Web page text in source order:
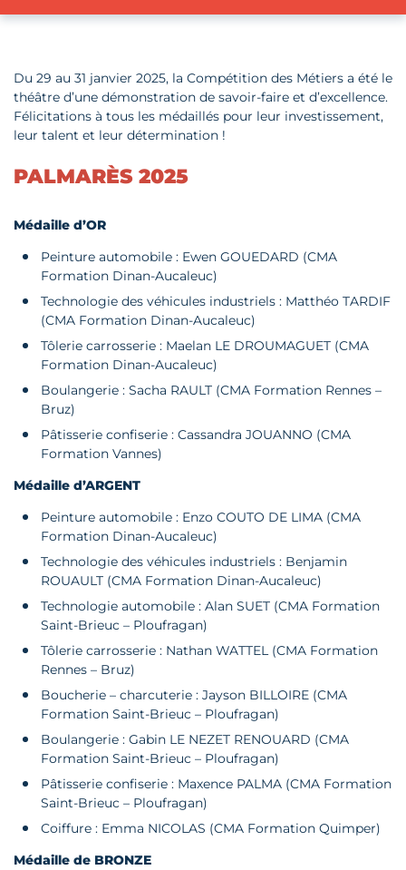
Du 29 au 31 janvier 2025, la Compétition des Métiers a été le
théâtre d’une démonstration de savoir-faire et d’excellence.
Félicitations à tous les médaillés pour leur investissement,
leur talent et leur détermination !
PALMARÈS 2025
Médaille d’OR
Peinture automobile : Ewen GOUEDARD (CMA
Formation Dinan-Aucaleuc)
Technologie des véhicules industriels : Matthéo TARDIF
(CMA Formation Dinan-Aucaleuc)
Tôlerie carrosserie : Maelan LE DROUMAGUET (CMA
Formation Dinan-Aucaleuc)
Boulangerie : Sacha RAULT (CMA Formation Rennes –
Bruz)
Pâtisserie confiserie : Cassandra JOUANNO (CMA
Formation Vannes)
Médaille d’ARGENT
Peinture automobile : Enzo COUTO DE LIMA (CMA
Formation Dinan-Aucaleuc)
Technologie des véhicules industriels : Benjamin
ROUAULT (CMA Formation Dinan-Aucaleuc)
Technologie automobile : Alan SUET (CMA Formation
Saint-Brieuc – Ploufragan)
Tôlerie carrosserie : Nathan WATTEL (CMA Formation
Rennes – Bruz)
Boucherie – charcuterie : Jayson BILLOIRE (CMA
Formation Saint-Brieuc – Ploufragan)
Boulangerie : Gabin LE NEZET RENOUARD (CMA
Formation Saint-Brieuc – Ploufragan)
Pâtisserie confiserie : Maxence PALMA (CMA Formation
Saint-Brieuc – Ploufragan)
Coiffure : Emma NICOLAS (CMA Formation Quimper)
Médaille de BRONZE